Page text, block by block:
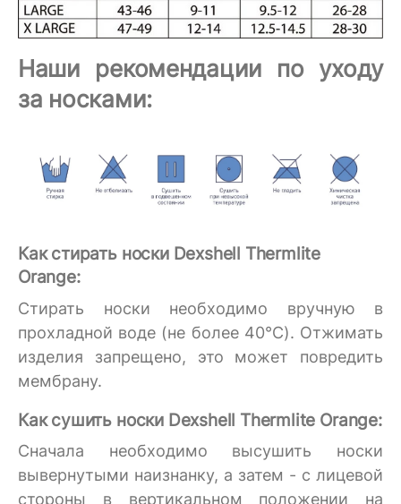
Наши рекомендации по уходу
за носками:
Как стирать носки Dexshell Thermlite
Orange:
Стирать носки необходимо вручную в
прохладной воде (не более 40°C). Отжимать
изделия запрещено, это может повредить
мембрану.
Как сушить носки Dexshell Thermlite Orange:
Сначала необходимо высушить носки
вывернутыми наизнанку, а затем - с лицевой
стороны в вертикальном положении на